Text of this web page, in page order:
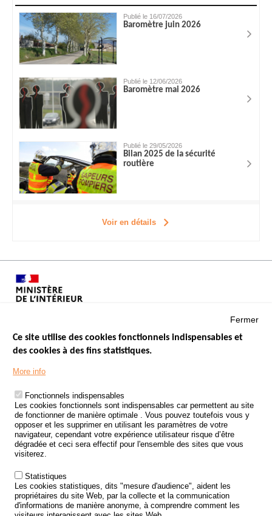
Publié le 16/07/2026
Baromètre juin 2026
Publié le 12/06/2026
Baromètre mai 2026
Publié le 29/05/2026
Bilan 2025 de la sécurité
routière
Voir en détails
Menu
Footer
LES SITES PUBLICS
ÉTAT DE L’INSÉCURITÉ ROUTIÈRE
TRAITEMENT DES DONNÉES PERSONNELLES DES ACCIDENTS DE
LA ROUTE
ETUDES ET RECHERCHES
APPEL À PROJETS
POLITIQUE DE SÉCURITÉ ROUTIÈRE
Outils
AGENDA
Fermer
Ce site utilise des cookies fonctionnels indispensables et
des cookies à des fins statistiques.
More info
Fonctionnels indispensables
Les cookies fonctionnels sont indispensables car permettent au site
de fonctionner de manière optimale . Vous pouvez toutefois vous y
opposer et les supprimer en utilisant les paramètres de votre
navigateur, cependant votre expérience utilisateur risque d’être
dégradée et ceci sera effectif pour l'ensemble des sites que vous
visiterez.
Statistiques
Les cookies statistiques, dits "mesure d'audience", aident les
propriétaires du site Web, par la collecte et la communication
d'informations de manière anonyme, à comprendre comment les